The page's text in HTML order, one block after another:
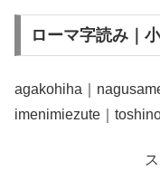
ローマ字読み｜
agakohiha｜
imenimiezute｜